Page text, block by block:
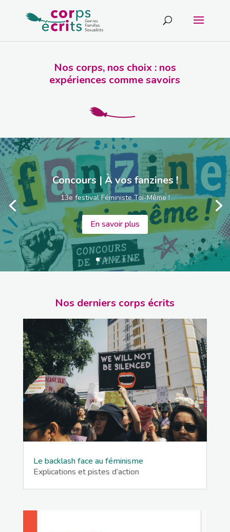
Nos corps, nos choix : nos
expériences comme savoirs
Concours | À vos fanzines !
13e festival Féministe Toi-Même !
En savoir plus
Nos derniers corps écrits
Le backlash face au féminisme
Explications et pistes d’action